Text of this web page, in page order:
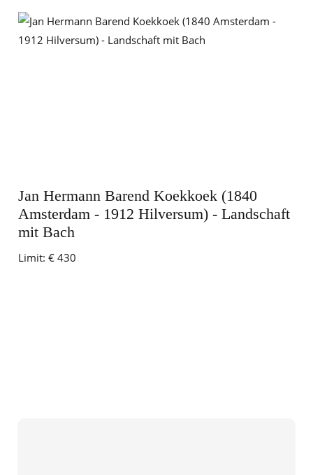
Jan Hermann Barend Koekkoek (1840
Amsterdam - 1912 Hilversum) - Landschaft
mit Bach
Limit: € 430